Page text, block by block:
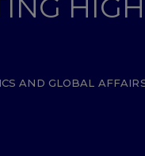
AND GLOBAL